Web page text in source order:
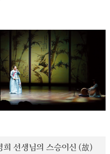
선생님의 스승이신 (故)